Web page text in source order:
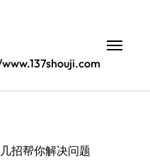
招帮你解决问题